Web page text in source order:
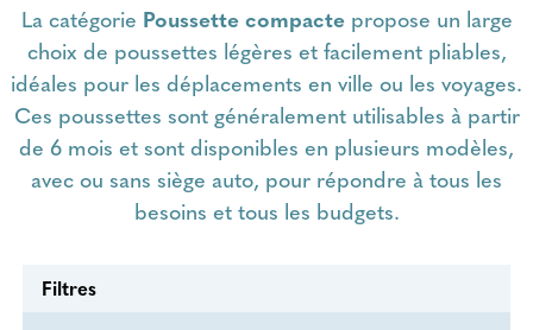
La catégorie Poussette compactepropose un large
choix de poussettes légères et facilement pliables,
idéales pour les déplacements en ville ou les voyages.
Ces poussettes sont généralement utilisables à partir
de 6 mois et sont disponibles en plusieurs modèles,
avec ou sans siège auto, pour répondre à tous les
besoins et tous les budgets.
Filtres